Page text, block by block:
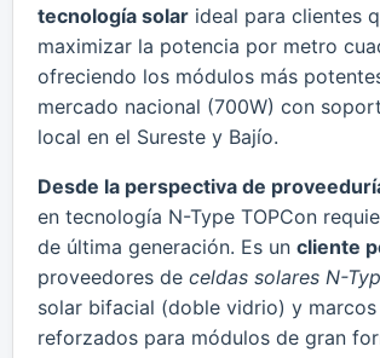
tecnología solar ideal para clientes
maximizar la potencia por metro
ofreciendo los módulos más
mercado nacional (700W) con
local en el Sureste y Bajío.
Desde la perspectiva de
en tecnología N-Type TOPCon
de última generación. Es un cliente
proveedores de celdas solares N-
solar bifacial (doble vidrio) y marcos
reforzados para módulos de gran